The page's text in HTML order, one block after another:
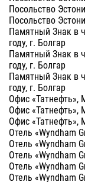
Посольство
Посольство
Памятный Знак в
году, г. Болгар
Памятный Знак в
году, г. Болгар
Памятный Знак в
году, г. Болгар
Офис «Татнефть»,
Офис «Татнефть»,
Офис «Татнефть»,
Отель «Wyndham
Отель «Wyndham
Отель «Wyndham
Отель «Wyndham
Отель «Wyndham